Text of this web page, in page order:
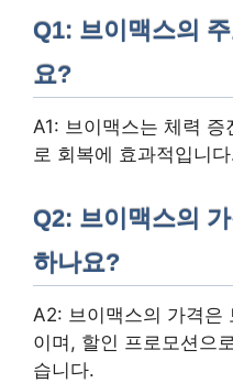
Q1: 브이맥스의
요?
A1: 브이맥스는 체력
로 회복에 효과적입니
Q2: 브이맥스의
하나요?
A2: 브이맥스의 가격은
이며, 할인 프로모션으
습니다.